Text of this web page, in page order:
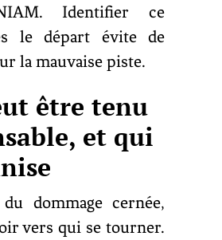
Identifier ce
le départ évite de
la mauvaise piste.
être tenu
et qui
dommage cernée,
vers qui se tourner.